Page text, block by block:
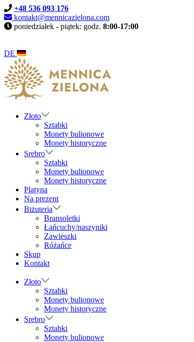
+48 536 093 176
kontakt@mennicazielona.com
poniedziałek - piątek: godz. 8:00-17:00
DE
Skip
to
navigation
Skip
to
content
Złoto
Sztabki
Monety bulionowe
Monety historyczne
Srebro
Sztabki
Monety bulionowe
Monety historyczne
Platyna
Na prezent
Biżuteria
Bransoletki
Łańcuchy/naszyniki
Zawieszki
Różańce
Skup
Kontakt
Złoto
Sztabki
Monety bulionowe
Monety historyczne
Srebro
Sztabki
Monety bulionowe